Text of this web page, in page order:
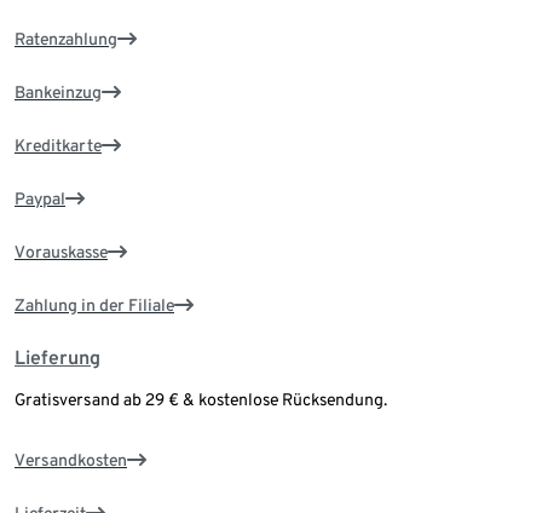
Ratenzahlung
Bankeinzug
Kreditkarte
Paypal
Vorauskasse
Zahlung in der Filiale
Lieferung
Gratisversand ab 29 € & kostenlose Rücksendung.
Versandkosten